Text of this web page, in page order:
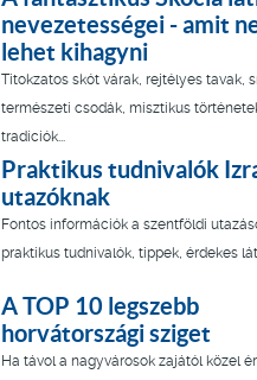
nevezetességei - amit
lehet kihagyni
Titokzatos skót várak, rejtélyes tavak,
természeti csodák, misztikus
tradíciók...
Praktikus tudnivalók
utazóknak
Fontos információk a szentföldi
praktikus tudnivalók, tippek, érdekes
A TOP 10 legszebb
horvátországi sziget
Ha távol a nagyvárosok zajától közel